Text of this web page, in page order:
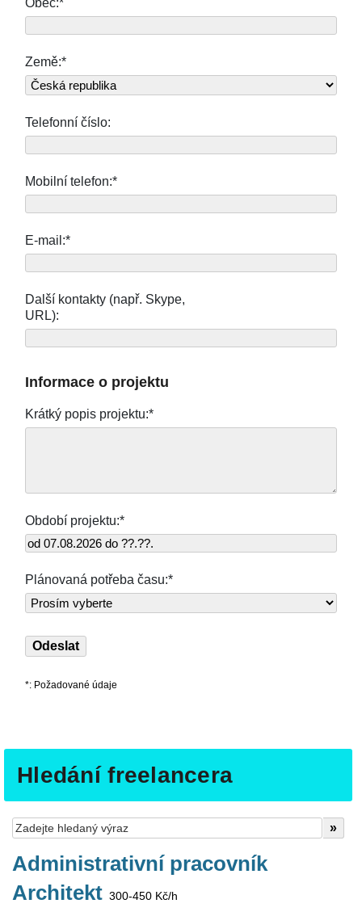
Hledání freelancera
Administrativní pracovník
Architekt 300-450 Kč/h
Země:*
Telefonní číslo:
Mobilní telefon:*
E-mail:*
Další kontakty (např. Skype,
URL):
Informace o projektu
Krátký popis projektu:*
Období projektu:*
Plánovaná potřeba času:*
*: Požadované údaje